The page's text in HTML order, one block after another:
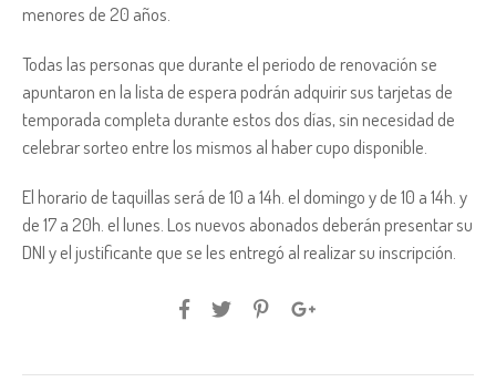
menores de 20 años.
Todas las personas que durante el periodo de renovación se
apuntaron en la lista de espera podrán adquirir sus tarjetas de
temporada completa durante estos dos días, sin necesidad de
celebrar sorteo entre los mismos al haber cupo disponible.
El horario de taquillas será de 10 a 14h. el domingo y de 10 a 14h. y
de 17 a 20h. el lunes. Los nuevos abonados deberán presentar su
DNI y el justificante que se les entregó al realizar su inscripción.